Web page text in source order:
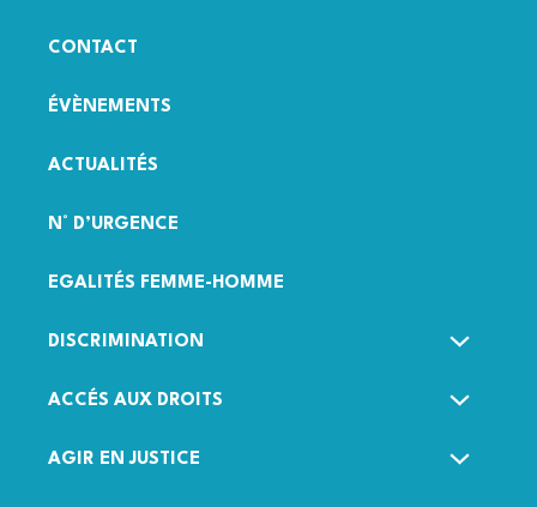
CONTACT
ÉVÈNEMENTS
ACTUALITÉS
N° D’URGENCE
EGALITÉS FEMME-HOMME
DISCRIMINATION
ACCÉS AUX DROITS
AGIR EN JUSTICE